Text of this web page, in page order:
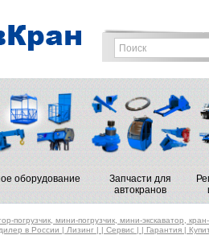
оборудование
Запчасти для
автокранов
погрузчик, мини-погрузчик, мини-экскаватор,
в России | Лизинг | | Сервис | | Гарантия |